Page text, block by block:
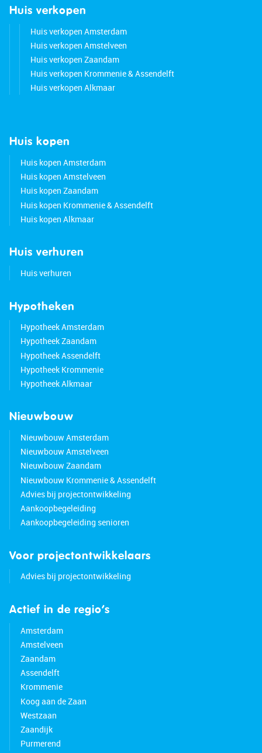
few minutes away.
Good to know:
• Move-in ready 2-bedroom apartment with a
lovely terrace
• Fully insulated and HR++ glass
• Accessible for seniors or people with disabilities
• Located in a popular neighborhood
• Shopping center within walking distance
• Major highways easily accessible
• Energy label: A++
• Full ownership
Huis verkopen
Huis verkopen Amsterdam
Huis verkopen Amstelveen
Huis verkopen Zaandam
Huis verkopen Krommenie & Assendelft
Huis verkopen Alkmaar
Huis kopen
Huis kopen Amsterdam
Huis kopen Amstelveen
Huis kopen Zaandam
Huis kopen Krommenie & Assendelft
Huis kopen Alkmaar
Huis verhuren
Huis verhuren
Hypotheken
Hypotheek Amsterdam
Hypotheek Zaandam
Hypotheek Assendelft
Hypotheek Krommenie
Hypotheek Alkmaar
Nieuwbouw
Nieuwbouw Amsterdam
Nieuwbouw Amstelveen
Nieuwbouw Zaandam
Nieuwbouw Krommenie & Assendelft
Advies bij projectontwikkeling
Aankoopbegeleiding
Aankoopbegeleiding senioren
Voor projectontwikkelaars
Advies bij projectontwikkeling
Actief in de regio’s
Amsterdam
Amstelveen
Zaandam
Assendelft
Krommenie
Koog aan de Zaan
Westzaan
Zaandijk
Purmerend